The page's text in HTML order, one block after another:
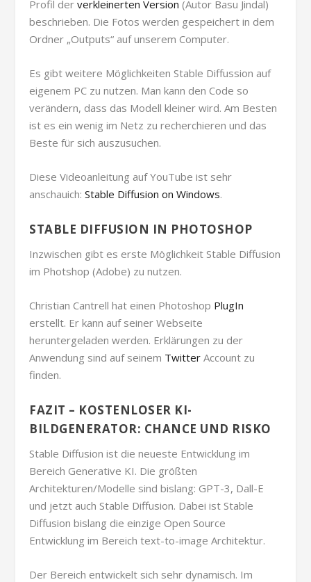
Profil derverkleinerten Version (Autor Basu Jindal)
beschrieben. Die Fotos werden gespeichert in dem
Ordner „Outputs“ auf unserem Computer.
Es gibt weitere Möglichkeiten Stable Diffussion auf
eigenem PC zu nutzen. Man kann den Code so
verändern, dass das Modell kleiner wird. Am Besten
ist es ein wenig im Netz zu recherchieren und das
Beste für sich auszusuchen.
Diese Videoanleitung auf YouTube ist sehr
anschauich:Stable Diffusion on Windows.
STABLE DIFFUSION IN PHOTOSHOP
Inzwischen gibt es erste Möglichkeit Stable Diffusion
im Photshop (Adobe) zu nutzen.
Christian Cantrell hat einen Photoshop PlugIn
erstellt. Er kann auf seiner Webseite
heruntergeladen werden. Erklärungen zu der
Anwendung sind auf seinem Twitter Account zu
finden.
FAZIT – KOSTENLOSER KI-
BILDGENERATOR: CHANCE UND RISKO
Stable Diffusion ist die neueste Entwicklung im
Bereich Generative KI. Die größten
Architekturen/Modelle sind bislang: GPT-3, Dall-E
und jetzt auch Stable Diffusion. Dabei ist Stable
Diffusion bislang die einzige Open Source
Entwicklung im Bereich text-to-image Architektur.
Der Bereich entwickelt sich sehr dynamisch. Im